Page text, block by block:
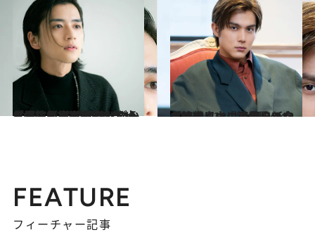
2022.10.21
「消防士」を目指していた学生が 演技経験ゼロから主演に抜擢！ ライダー俳優・飯島寛騎の出発点
カルチャー 2022.10.30
「想像以上の反響をいただいて…」『鎌倉殿の13人』で畠山ロス続出！今を時めく中川大志の新たな挑戦
カルチャー
FEATURE
フィーチャー記事